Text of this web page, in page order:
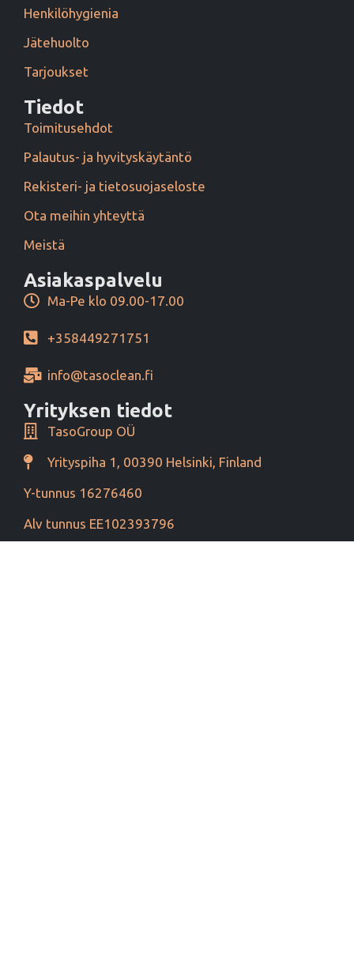
Henkilöhygienia
Jätehuolto
Tarjoukset
Tiedot
Toimitusehdot
Palautus- ja hyvityskäytäntö
Rekisteri- ja tietosuojaseloste
Ota meihin yhteyttä
Meistä
Asiakaspalvelu
Ma-Pe klo 09.00-17.00
+358449271751
info@tasoclean.fi
Yrityksen tiedot
TasoGroup OÜ
Yrityspiha 1, 00390 Helsinki, Finland
Y-tunnus 16276460
Alv tunnus EE102393796